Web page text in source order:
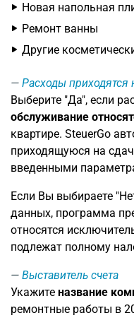
Новая напольная
Ремонт ванны
Другие
Расходы приходятся
Выберите "Да", если
обслуживание
квартире. SteuerGo
приходящуюся на
введенными
Если Вы выбираете
данных, программа
относятся
подлежат полному
Выставитель счета
Укажите название
ремонтные работы в